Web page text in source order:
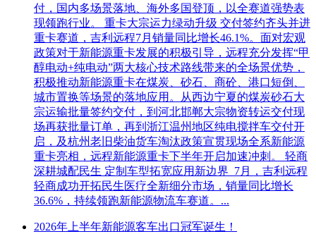
付，国内多场景落地、海外多国登顶，以全赛道强势表
现领跑行业。 重卡大宗运力绿动升级 交付签约齐头并进
重卡赛道，吉利远程7月销量同比增长46.1%。面对宏观
政策对于新能源重卡发展的积极引导，远程充分发挥“甲
醇电动+纯电动”两大核心技术路线带来的全场景优势，
积极推动新能源重卡在煤炭、砂石、商砼、港口短倒、
城市置换等场景的落地应用。从西边宁夏的煤炭砂石大
宗运输批量签约交付，到河北邯郸大宗物资转运交付现
场再获批量订单，再到浙江温州地区纯电搅拌车交付开
启，及杭州老旧柴油货车淘汰政策宣贯现场全系新能源
重卡亮相，远程新能源重卡下半年开启加速冲刺。 轻商
深耕城配民生 定制车型拓宽应用新边界 7月，吉利远程
轻商成功开拓民生医疗全新细分市场，销量同比增长
36.6%，持续领跑新能源物流车赛道。...
2026年上半年新能源客车出口冠军诞生！